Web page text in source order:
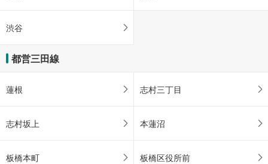
渋谷
都営三田線
蓮根 志村三丁目
志村坂上 本蓮沼
板橋本町 板橋区役所前